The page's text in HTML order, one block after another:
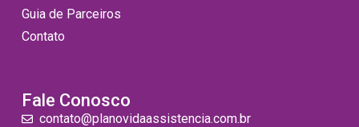
Guia de Parceiros
Contato
Fale Conosco
contato@planovidaassistencia.com.br